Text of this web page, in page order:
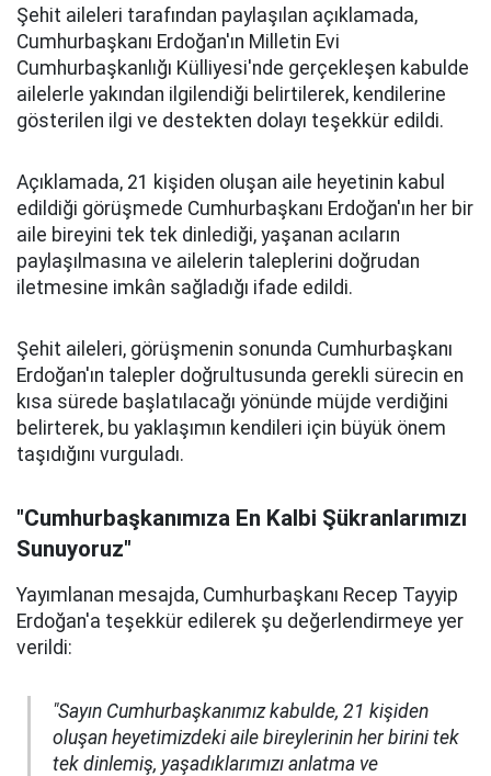
Şehit aileleri tarafından paylaşılan açıklamada,
Cumhurbaşkanı Erdoğan'ın Milletin Evi
Cumhurbaşkanlığı Külliyesi'nde gerçekleşen kabulde
ailelerle yakından ilgilendiği belirtilerek, kendilerine
gösterilen ilgi ve destekten dolayı teşekkür edildi.
Açıklamada, 21 kişiden oluşan aile heyetinin kabul
edildiği görüşmede Cumhurbaşkanı Erdoğan'ın her bir
aile bireyini tek tek dinlediği, yaşanan acıların
paylaşılmasına ve ailelerin taleplerini doğrudan
iletmesine imkân sağladığı ifade edildi.
Şehit aileleri, görüşmenin sonunda Cumhurbaşkanı
Erdoğan'ın talepler doğrultusunda gerekli sürecin en
kısa sürede başlatılacağı yönünde müjde verdiğini
belirterek, bu yaklaşımın kendileri için büyük önem
taşıdığını vurguladı.
"Cumhurbaşkanımıza En Kalbi Şükranlarımızı
Sunuyoruz"
Yayımlanan mesajda, Cumhurbaşkanı Recep Tayyip
Erdoğan'a teşekkür edilerek şu değerlendirmeye yer
verildi:
"Sayın Cumhurbaşkanımız kabulde, 21 kişiden
oluşan heyetimizdeki aile bireylerinin her birini tek
tek dinlemiş, yaşadıklarımızı anlatma ve